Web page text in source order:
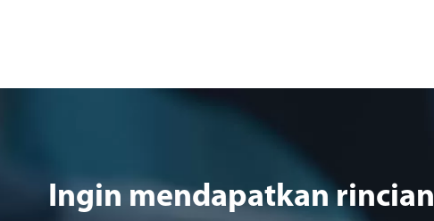
Ingin mendapatkan rincian